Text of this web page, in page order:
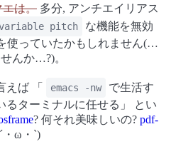
エは。 多分, アンチエイリアス
variable pitch
な機能を無効
使っていたかもしれません(…
んか…?)。
えば 「 emacs -nw
で生活す
るターミナルに任せる」 とい
? 何それ美味しいの? pdf-
・ω・`)